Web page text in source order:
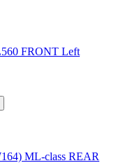
FRONT Left
ML-class REAR